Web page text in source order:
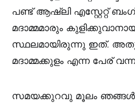
പണ്ട് ആഷ്‌ലി എസ്റ്റേറ്റ്
മദാമ്മമാരും
സ്ഥലമായിരുന്നു ഇത്.
മദാമ്മക്കുളം എന്ന പേര്
സമയക്കുറവു മൂലം ഞങ്ങൾ